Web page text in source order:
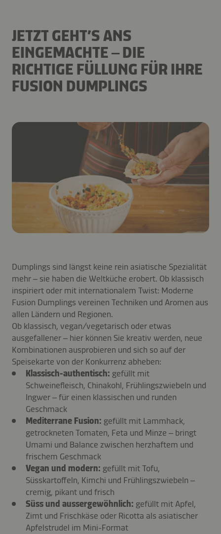
JETZT GEHT’S ANS
EINGEMACHTE – DIE
RICHTIGE FÜLLUNG FÜR IHRE
FUSION DUMPLINGS
Dumplings sind längst keine rein asiatische Spezialität
mehr – sie haben die Weltküche erobert. Ob klassisch
inspiriert oder mit internationalem Twist: Moderne
Fusion Dumplings vereinen Techniken und Aromen aus
allen Ländern und Regionen.
Ob klassisch, vegan/vegetarisch oder etwas
ausgefallener – hier können Sie kreativ werden, neue
Kombinationen ausprobieren und sich so auf der
Speisekarte von der Konkurrenz abheben:
Klassisch-authentisch: gefüllt mit
Schweinefleisch, Chinakohl, Frühlingszwiebeln und
Ingwer – für einen klassischen und runden
Geschmack
Mediterrane Fusion: gefüllt mit Lammhack,
getrockneten Tomaten, Feta und Minze – bringt
Umami und Balance zwischen herzhaftem und
frischem Geschmack
Vegan und modern: gefüllt mit Tofu,
Süsskartoffeln, Kimchi und Frühlingszwiebeln –
cremig, pikant und frisch
Süss und aussergewöhnlich: gefüllt mit Apfel,
Zimt und Frischkäse oder Ricotta als asiatischer
Apfelstrudel im Mini-Format